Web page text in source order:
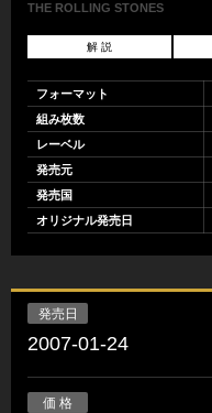
THE ROLLING STONES
解 説
フォーマット
組み枚数
レーベル
発売元
発売国
オリジナル発売日
発売日
2007-01-24
価 格